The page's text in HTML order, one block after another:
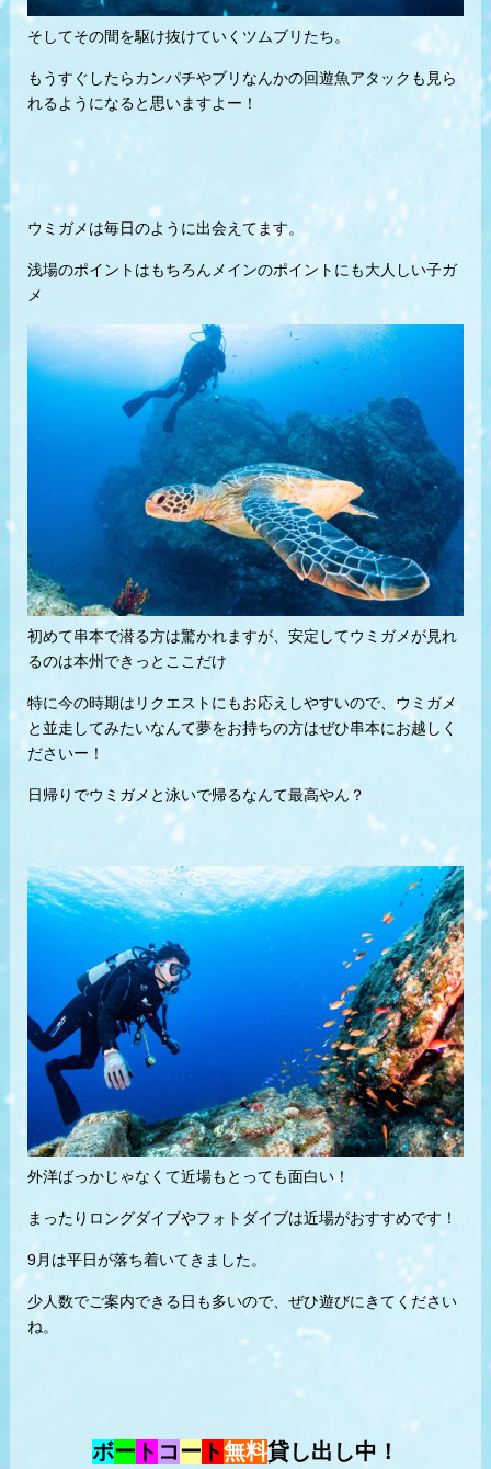
そしてその間を駆け抜けていくツムブリたち。
もうすぐしたらカンパチやブリなんかの回遊魚アタックも見ら
れるようになると思いますよー！
ウミガメは毎日のように出会えてます。
浅場のポイントはもちろんメインのポイントにも大人しい子ガ
メ
初めて串本で潜る方は驚かれますが、安定してウミガメが見れ
るのは本州できっとここだけ
特に今の時期はリクエストにもお応えしやすいので、ウミガメ
と並走してみたいなんて夢をお持ちの方はぜひ串本にお越しく
ださいー！
日帰りでウミガメと泳いで帰るなんて最高やん？
外洋ばっかじゃなくて近場もとっても面白い！
まったりロングダイブやフォトダイブは近場がおすすめです！
9月は平日が落ち着いてきました。
少人数でご案内できる日も多いので、ぜひ遊びにきてください
ね。
ボー ト コー ト無料貸し出し中！